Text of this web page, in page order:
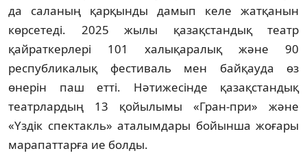
да саланың қарқынды дамып келе жатқанын
көрсетеді. 2025 жылы қазақстандық театр
қайраткерлері 101 халықаралық және 90
республикалық фестиваль мен байқауда өз
өнерін паш етті. Нәтижесінде қазақстандық
театрлардың 13 қойылымы «Гран-при» және
«Үздік спектакль» аталымдары бойынша жоғары
марапаттарға ие болды.